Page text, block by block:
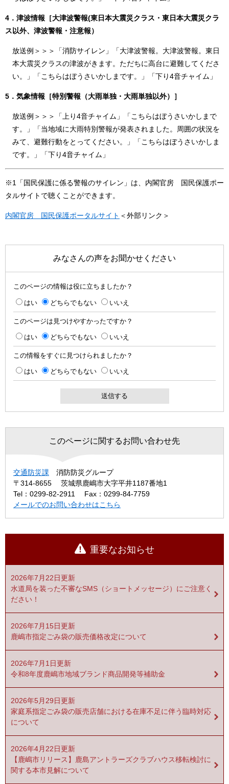
4．津波情報［大津波警報(東日本大震災クラス・東日本大震災クラ
ス以外、津波警報・ 注意報）
放送例＞＞＞「消防サイレン」「大津波警報。大津波警報。東日
本大震災クラスの津波がきます。ただちに高台に避難してくださ
い。」「こちらはぼうさいかしまです。」「下り4音チャイム」
5．気象情報［特別警報（大雨単独・大雨単独以外）］
放送例＞＞＞「上り4音チャイム」「こちらはぼうさいかしまで
す。」「当地域に大雨特別警報が発表されました。周囲の状況を
みて、避難行動をとってください。」「こちらはぼうさいかしま
です。」「下り4音チャイム」
※1「国民保護に係る警報のサイレン」は、内閣官房 国民保護ポー
タルサイトで聴くことができます。
内閣官房 国民保護ポータルサイト ＜外部リンク＞
みなさんの声をお聞かせください
このページの情報は役に立ちましたか？
はい どちらでもない いいえ
このページは見つけやすかったですか？
はい どちらでもない いいえ
この情報をすぐに見つけられましたか？
はい どちらでもない いいえ
このページに関するお問い合わせ先
交通防災課
消防防災グループ
〒314-8655
茨城県鹿嶋市大字平井1187番地1
Tel：0299-82-2911
Fax：0299-84-7759
メールでのお問い合わせはこちら
重要なお知らせ
2026年7月22日更新
水道局を装った不審なSMS（ショートメッセージ）にご注意く
ださい！
2026年7月15日更新
鹿嶋市指定ごみ袋の販売価格改定について
2026年7月1日更新
令和8年度鹿嶋市地域ブランド商品開発等補助金
2026年5月29日更新
家庭系指定ごみ袋の販売店舗における在庫不足に伴う臨時対応
について
2026年4月22日更新
【鹿嶋市リリース】鹿島アントラーズクラブハウス移転検討に
関する本市見解について